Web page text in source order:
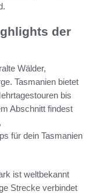
der
Wälder,
Tasmanien bietet
bis
Abschnitt findest
für dein Tasmanien
ist weltbekannt
Strecke verbindet